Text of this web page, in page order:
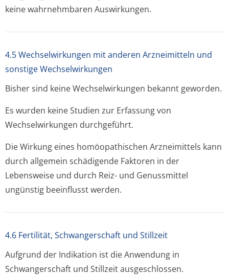
keine wahrnehmbaren Auswirkungen.
4.5 Wechselwirkungen mit anderen Arzneimitteln und
sonstige Wechselwirkungen
Bisher sind keine Wechselwirkungen bekannt geworden.
Es wurden keine Studien zur Erfassung von
Wechselwirkungen durchgeführt.
Die Wirkung eines homöopathischen Arzneimittels kann
durch allgemein schädigende Faktoren in der
Lebensweise und durch Reiz- und Genussmittel
ungünstig beeinflusst werden.
4.6 Fertilität, Schwangerschaft und Stillzeit
Aufgrund der Indikation ist die Anwendung in
Schwangerschaft und Stillzeit ausgeschlossen.